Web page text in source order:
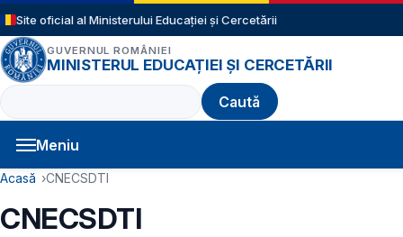
Sari la conținutul principal
Site oficial al Ministerului Educației și Cercetării
GUVERNUL ROMÂNIEI
MINISTERUL EDUCAȚIEI ȘI CERCETĂRII
Caută
Meniu
Navigație principală
Cale de navigare
Acasă CNECSDTI
CNECSDTI